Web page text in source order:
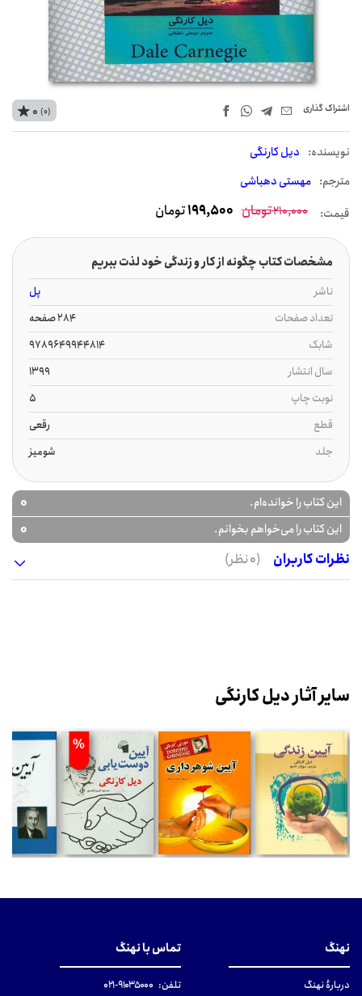
اشتراک‌ گذاری
نويسنده: دیل کارنگی
مترجم: مهستی دهباشی
0 (0)
قیمت: 210,000تومان 199,500تومان
مشخصات کتاب چگونه از کار و زندگی خود لذت ببریم
ناشر
پل
تعداد صفحات
284 صفحه
شابک
9789649944814
سال انتشار
1399
نوبت چاپ
5
قطع
رقعی
جلد
شومیز
این کتاب را خوانده‌ام. 0
این کتاب را می‌خواهم بخوانم.
0
نظرات کاربران
(0 نظر)
سایر آثار دیل کارنگی
%
نهنگ
دربارهٔ نهنگ
تماس با نهنگ
تلفن: ۹۱۰۳۵۰۰۰-۰۲۱